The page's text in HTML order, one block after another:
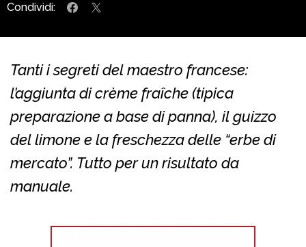
Condividi:
Tanti i segreti del maestro francese:
l’aggiunta di crème fraîche (tipica
preparazione a base di panna), il guizzo
del limone e la freschezza delle “erbe di
mercato”. Tutto per un risultato da
manuale.